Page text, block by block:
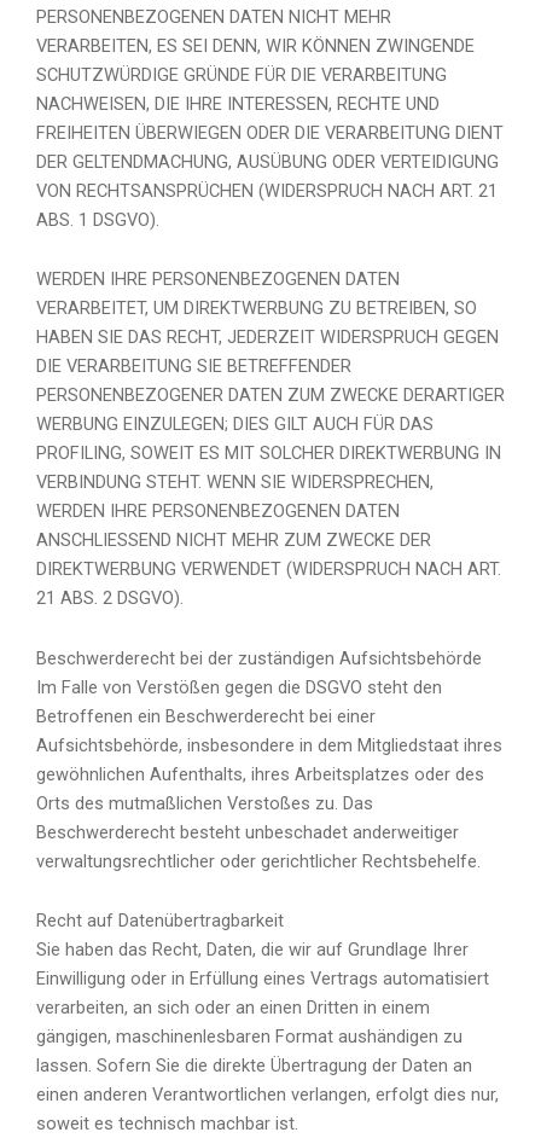
PERSONENBEZOGENEN DATEN NICHT MEHR
VERARBEITEN, ES SEI DENN, WIR KÖNNEN ZWINGENDE
SCHUTZWÜRDIGE GRÜNDE FÜR DIE VERARBEITUNG
NACHWEISEN, DIE IHRE INTERESSEN, RECHTE UND
FREIHEITEN ÜBERWIEGEN ODER DIE VERARBEITUNG DIENT
DER GELTENDMACHUNG, AUSÜBUNG ODER VERTEIDIGUNG
VON RECHTSANSPRÜCHEN (WIDERSPRUCH NACH ART. 21
ABS. 1 DSGVO).
WERDEN IHRE PERSONENBEZOGENEN DATEN
VERARBEITET, UM DIREKTWERBUNG ZU BETREIBEN, SO
HABEN SIE DAS RECHT, JEDERZEIT WIDERSPRUCH GEGEN
DIE VERARBEITUNG SIE BETREFFENDER
PERSONENBEZOGENER DATEN ZUM ZWECKE DERARTIGER
WERBUNG EINZULEGEN; DIES GILT AUCH FÜR DAS
PROFILING, SOWEIT ES MIT SOLCHER DIREKTWERBUNG IN
VERBINDUNG STEHT. WENN SIE WIDERSPRECHEN,
WERDEN IHRE PERSONENBEZOGENEN DATEN
ANSCHLIESSEND NICHT MEHR ZUM ZWECKE DER
DIREKTWERBUNG VERWENDET (WIDERSPRUCH NACH ART.
21 ABS. 2 DSGVO).
Beschwerde­recht bei der zuständigen Aufsichts­behörde
Im Falle von Verstößen gegen die DSGVO steht den
Betroffenen ein Beschwerderecht bei einer
Aufsichtsbehörde, insbesondere in dem Mitgliedstaat ihres
gewöhnlichen Aufenthalts, ihres Arbeitsplatzes oder des
Orts des mutmaßlichen Verstoßes zu. Das
Beschwerderecht besteht unbeschadet anderweitiger
verwaltungsrechtlicher oder gerichtlicher Rechtsbehelfe.
Recht auf Daten­übertrag­barkeit
Sie haben das Recht, Daten, die wir auf Grundlage Ihrer
Einwilligung oder in Erfüllung eines Vertrags automatisiert
verarbeiten, an sich oder an einen Dritten in einem
gängigen, maschinenlesbaren Format aushändigen zu
lassen. Sofern Sie die direkte Übertragung der Daten an
einen anderen Verantwortlichen verlangen, erfolgt dies nur,
soweit es technisch machbar ist.